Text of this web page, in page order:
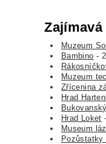
Muzeum
Bambino -
Muzeum
Zřícenina
Hrad
Hrad Loket
Museum
Pozůstatky